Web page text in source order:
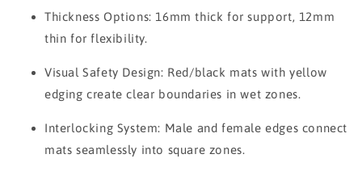
Thickness Options: 16mm thick for support, 12mm
thin for flexibility.
Visual Safety Design: Red/black mats with yellow
edging create clear boundaries in wet zones.
Interlocking System: Male and female edges connect
mats seamlessly into square zones.